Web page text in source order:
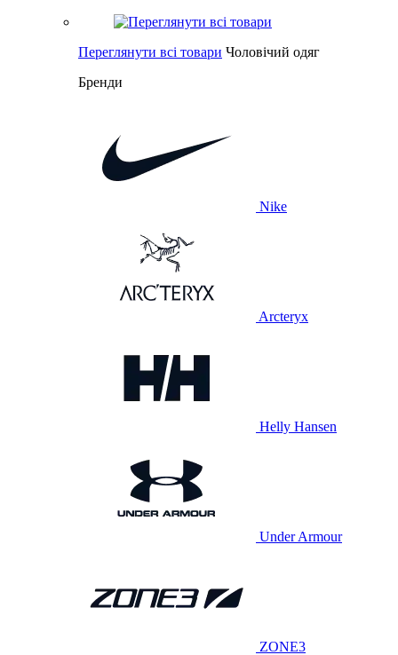
Переглянути всі товари Чоловічий одяг
Бренди
Nike
Arcteryx
Helly Hansen
Under Armour
ZONE3